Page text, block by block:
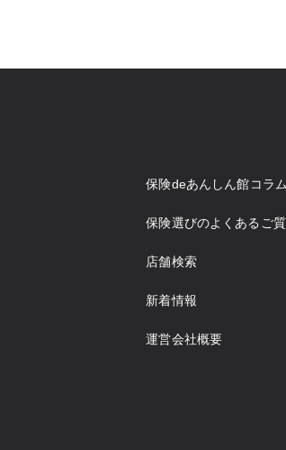
保険deあんしん館コラム
保険選びのよくあるご
店舗検索
新着情報
運営会社概要